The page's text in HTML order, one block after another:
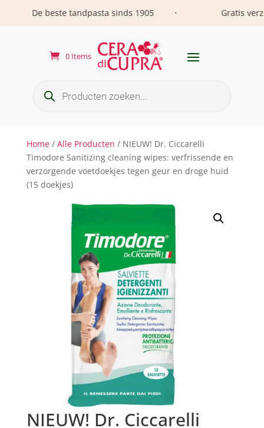
De beste tandpasta sinds 1905 Gratis
0 Items
zoeken
Home/ Alle Producten / NIEUW! Dr. Ciccarelli
Timodore Sanitizing cleaning wipes: verfrissende en
verzorgende voetdoekjes tegen geur en droge huid
(15 doekjes)
NIEUW! Dr. Ciccarelli